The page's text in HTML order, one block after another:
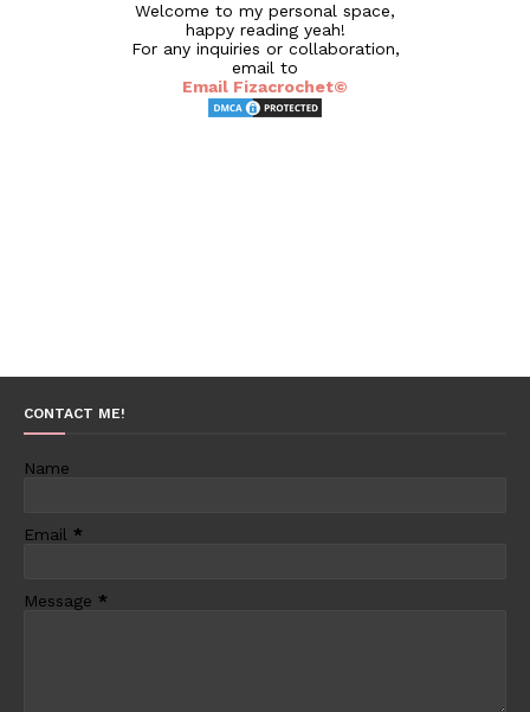
Welcome to my personal space,
happy reading yeah!
For any inquiries or collaboration,
email to
Email Fizacrochet©
CONTACT ME!
Name
Email *
Message *